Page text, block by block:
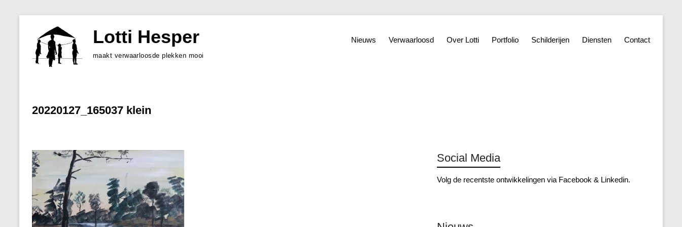
content
Lotti Hesper
maakt verwaarloosde plekken mooi
Nieuws Verwaarloosd Over Lotti Portfolio Schilderijen Diensten Contact
20220127_165037 klein
Social Media
Volg de recentste ontwikkelingen via Facebook & Linkedin.